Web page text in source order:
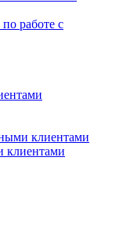
работе с
клиентами
клиентами